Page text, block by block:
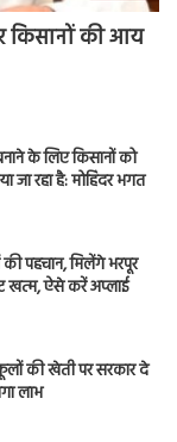
किसानों की आय
के लिए किसानों को
जा रहा है: मोहिंदर भगत
पहचान, मिलेंगे भरपूर
खत्म, ऐसे करें अप्लाई
की खेती पर सरकार दे
लाभ